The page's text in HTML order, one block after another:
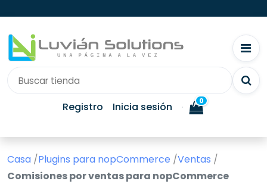
Registro Inicia sesión 0
Casa /Plugins para nopCommerce /Ventas /
Comisiones por ventas para nopCommerce